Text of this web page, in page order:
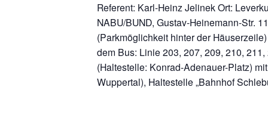
Referent: Karl-Heinz Jelinek Ort:
NABU/BUND, Gustav-Heinemann-Str.
(Parkmöglichkeit hinter der
dem Bus: Linie 203, 207, 209, 210,
(Haltestelle: Konrad-Adenauer-Platz)
Wuppertal), Haltestelle „Bahnhof